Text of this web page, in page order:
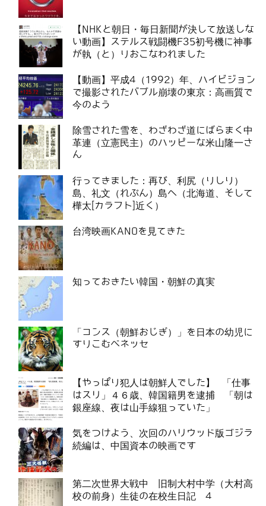
【NHKと朝日・毎日新聞が決して放送しな
い動画】ステルス戦闘機F35初号機に神事
が執（と）りおこなわれました
【動画】平成4（1992）年、ハイビジョン
で撮影されたバブル崩壊の東京：高画質で
今のよう
除雪された雪を、わざわざ道にばらまく中
革連（立憲民主）のハッピーな米山隆一さ
ん
行ってきました：再び、利尻（りしり）
島、礼文（れぶん）島へ（北海道、そして
樺太[カラフト]近く）
台湾映画KANOを見てきた
知っておきたい韓国・朝鮮の真実
「コンス（朝鮮おじぎ）」を日本の幼児に
すりこむベネッセ
【やっぱり犯人は朝鮮人でした】 「仕事
はスリ」４６歳、韓国籍男を逮捕 「朝は
銀座線、夜は山手線狙っていた」
気をつけよう、次回のハリウッド版ゴジラ
続編は、中国資本の映画です
第二次世界大戦中 旧制大村中学（大村高
校の前身）生徒の在校生日記 4